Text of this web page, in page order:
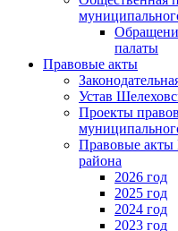
палаты
Правовые акты
Устав
Проекты
Правовые акты
района
2026 год
2025 год
2024 год
2023 год